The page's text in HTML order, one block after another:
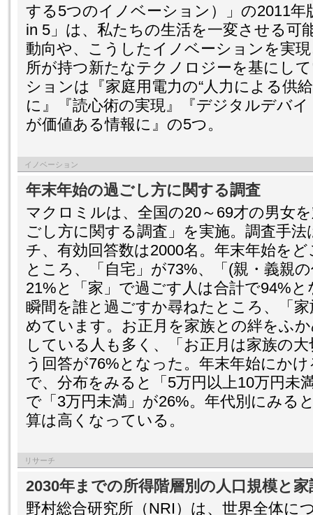
する5つのイノベーション）」の2011年
in 5」は、私たちの生活を一変させる可
動向や、こうしたイノベーションを実
所が持つ新たなテクノロジーを基にし
ションは『家庭用電力の“人力による供
に』『読心術の実現』『デジタルデバ
が価値ある情報に』の5つ。
イノベーション
年末年始の過ごし方に関する調査
マクロミルは、全国の20～69才の男女
ごし方に関する調査」を実施。調査手
チ、有効回答数は2000名。年末年始を
ところ、「自宅」が73%、「(親・義親
21%と「家」で過ごす人は合計で94%
瞬間を誰と過ごすか尋ねたところ、「
めています。お正月を家族との絆をふ
している人も多く、「お正月は家族の
う回答が76%となった。年末年始にか
で、分布をみると「5万円以上10万円未
で「3万円未満」が26%。年代別にみる
算は高くなっている。
リサーチ
2030年までの所得階層別の人口規模と
野村総合研究所（NRI）は、世界全体に